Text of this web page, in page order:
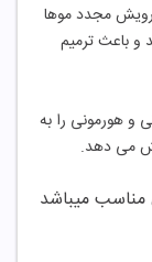
رویش مجدد موها
باعث ترمیم
هورمونی را به
می دهد.
مناسب میباشد